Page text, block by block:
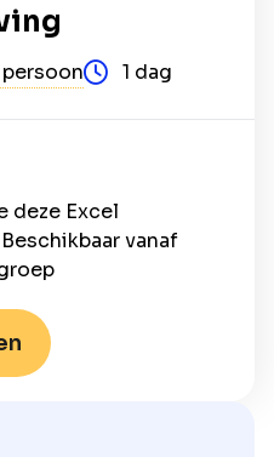
1 dag
deze Excel
vanaf